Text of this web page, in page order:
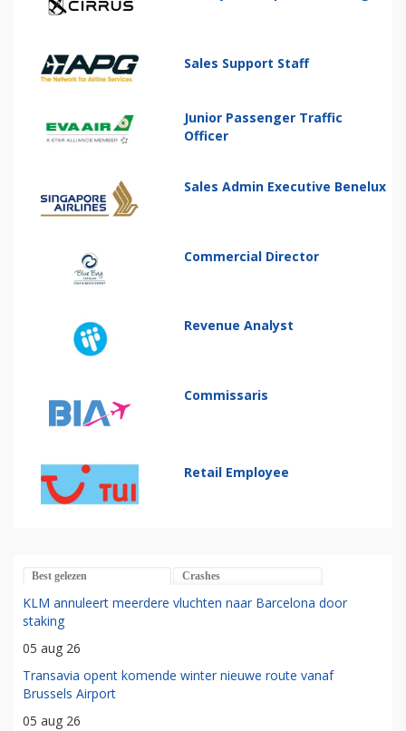
Sales Support Staff
Junior Passenger Traffic
Officer
Sales Admin Executive Benelux
Commercial Director
Revenue Analyst
Commissaris
Retail Employee
Best gelezen Crashes
KLM annuleert meerdere vluchten naar Barcelona door
staking
05 aug 26
Transavia opent komende winter nieuwe route vanaf
Brussels Airport
05 aug 26